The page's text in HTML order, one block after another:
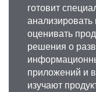
готовит
анализировать
оценивать
решения о
приложений и
изучают